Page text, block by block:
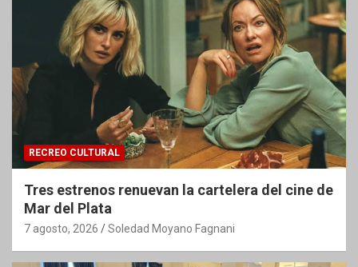
RECREO CULTURAL
Tres estrenos renuevan la cartelera del cine de
Mar del Plata
7 agosto, 2026 Soledad Moyano Fagnani